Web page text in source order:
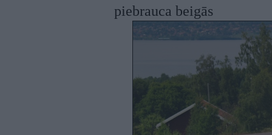
piebrauca beigās